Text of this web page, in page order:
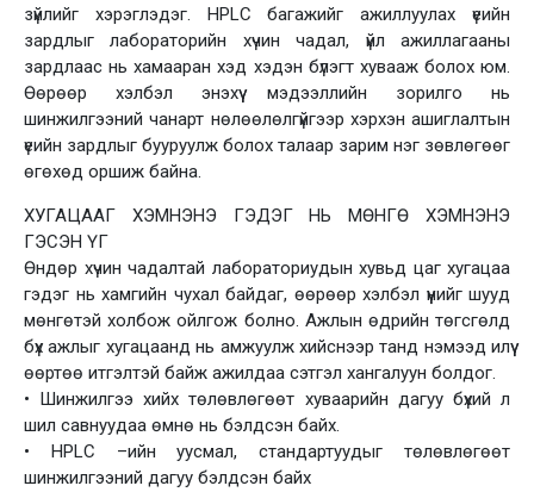
зүйлийг хэрэглэдэг. HPLC багажийг ажиллуулах үеийн
зардлыг лабораторийн хүчин чадал, үйл ажиллагааны
зардлаас нь хамааран хэд хэдэн бүлэгт хувааж болох юм.
Өөрөөр хэлбэл энэхүү мэдээллийн зорилго нь
шинжилгээний чанарт нөлөөлөлгүйгээр хэрхэн ашиглалтын
үеийн зардлыг бууруулж болох талаар зарим нэг зөвлөгөөг
өгөхөд оршиж байна.
ХУГАЦААГ ХЭМНЭНЭ ГЭДЭГ НЬ МӨНГӨ ХЭМНЭНЭ
ГЭСЭН ҮГ
Өндөр хүчин чадалтай лабораториудын хувьд цаг хугацаа
гэдэг нь хамгийн чухал байдаг, өөрөөр хэлбэл үүнийг шууд
мөнгөтэй холбож ойлгож болно. Ажлын өдрийн төгсгөлд
бүх ажлыг хугацаанд нь амжуулж хийснээр танд нэмээд илүү
өөртөө итгэлтэй байж ажилдаа сэтгэл хангалуун болдог.
• Шинжилгээ хийх төлөвлөгөөт хуваарийн дагуу бүхий л
шил савнуудаа өмнө нь бэлдсэн байх.
• HPLC –ийн уусмал, стандартуудыг төлөвлөгөөт
шинжилгээний дагуу бэлдсэн байх